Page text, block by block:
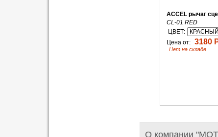
ACCEL рычаг
CL-01 RED
ЦВЕТ:
Цена от: 3180
Нет на складе
О компании